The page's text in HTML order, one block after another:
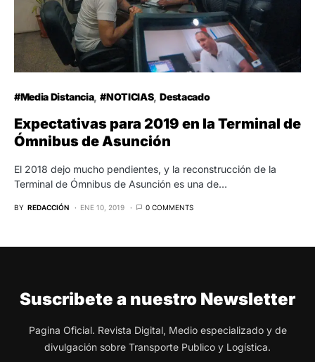
#Media Distancia #NOTICIAS Destacado
Expectativas para 2019 en la Terminal de
Ómnibus de Asunción
El 2018 dejo mucho pendientes, y la reconstrucción de la
Terminal de Ómnibus de Asunción es una de…
BY REDACCIÓN ENE 10, 2019 0 COMMENTS
Suscribete a nuestro Newsletter
Pagina Oficial. Revista Digital, Medio especializado y de
divulgación sobre Transporte Publico y Logística.